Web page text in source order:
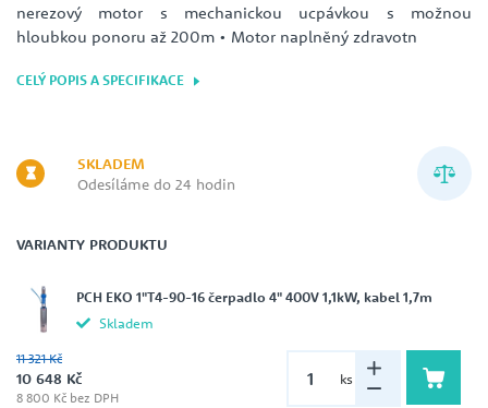
nerezový motor s mechanickou ucpávkou s možnou
hloubkou ponoru až 200m • Motor naplněný zdravotn
CELÝ POPIS A SPECIFIKACE
SKLADEM
Odesíláme do 24 hodin
VARIANTY PRODUKTU
PCH EKO 1"T4-90-16 čerpadlo 4" 400V 1,1kW, kabel 1,7m
Skladem
11 321 Kč
10 648 Kč
8 800 Kč bez DPH
ks